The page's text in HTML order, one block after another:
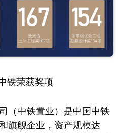
铁荣获奖项
（中铁置业）是中国 中铁
旗舰企业，资产规模达